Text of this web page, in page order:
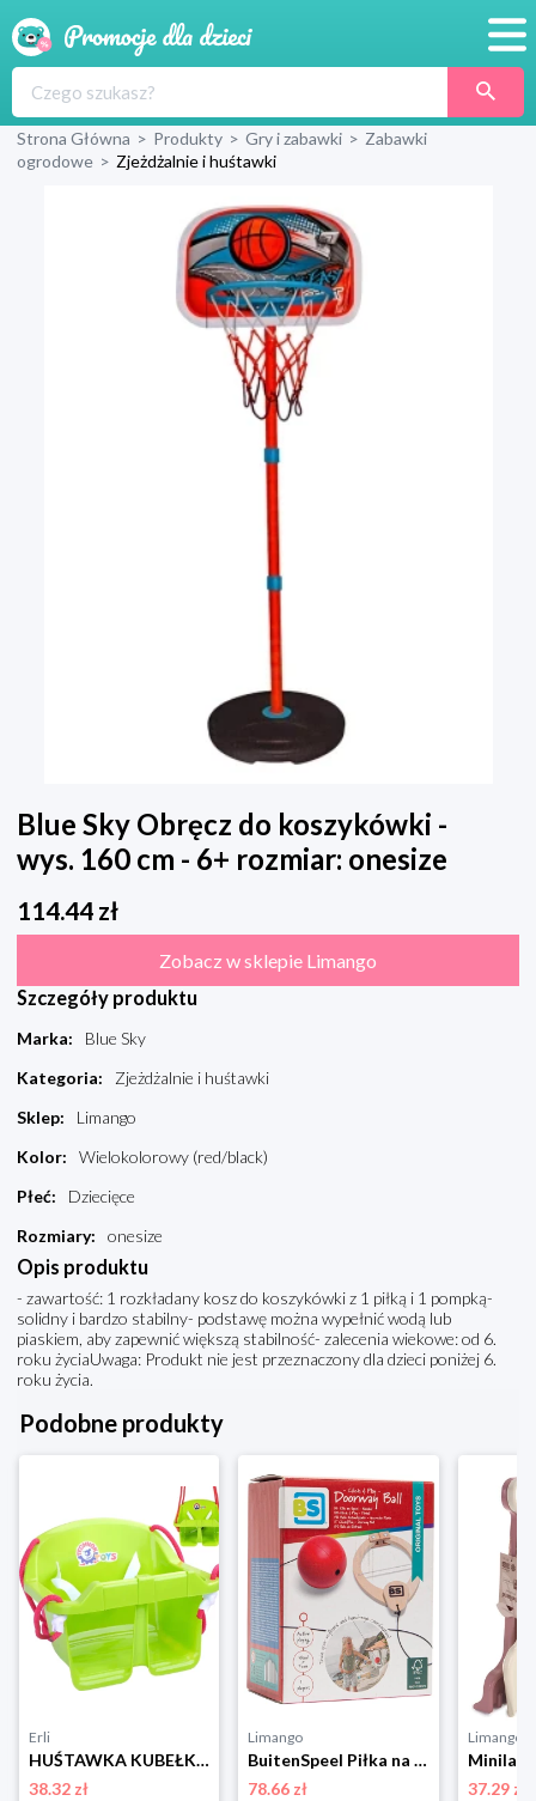
Produkty
Sklepy
Blog
Wyprawka
Strona Główna > Produkty > Gry i zabawki > Zabawki
ogrodowe > Zjeżdżalnie i huśtawki
Blue Sky Obręcz do koszykówki -
wys. 160 cm - 6+ rozmiar: onesize
114.44 zł
Zobacz w sklepie Limango
Szczegóły produktu
Marka:
Blue Sky
Kategoria:
Zjeżdżalnie i huśtawki
Sklep:
Limango
Kolor:
Wielokolorowy (red/black)
Płeć:
Dziecięce
Rozmiary: onesize
Opis produktu
- zawartość: 1 rozkładany kosz do koszykówki z 1 piłką i 1 pompką-
solidny i bardzo stabilny- podstawę można wypełnić wodą lub
piaskiem, aby zapewnić większą stabilność- zalecenia wiekowe: od 6.
roku życiaUwaga: Produkt nie jest przeznaczony dla dzieci poniżej 6.
roku życia.
Podobne produkty
Erli
HUŚTAWKA KUBEŁKOWA PLASTIKOWA MIX kolorów
38.32 zł
Limango
BuitenSpeel Piłka na futrynę drzwi - 6+ rozmiar: onesize
78.66 zł
Limango
37.29 zł